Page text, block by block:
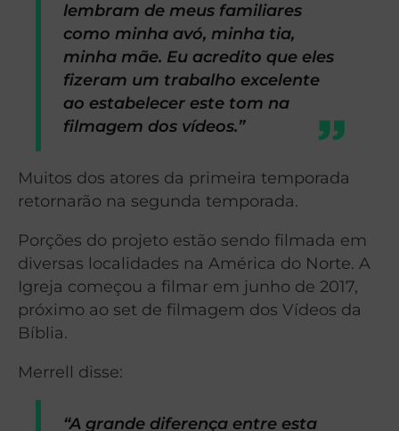
lembram de meus familiares
como minha avó, minha tia,
minha mãe. Eu acredito que eles
fizeram um trabalho excelente
ao estabelecer este tom na
filmagem dos vídeos.”
Muitos dos atores da primeira temporada
retornarão na segunda temporada.
Porções do projeto estão sendo filmada em
diversas localidades na América do Norte. A
Igreja começou a filmar em junho de 2017,
próximo ao set de filmagem dos Vídeos da
Bíblia.
Merrell disse:
“A grande diferença entre esta